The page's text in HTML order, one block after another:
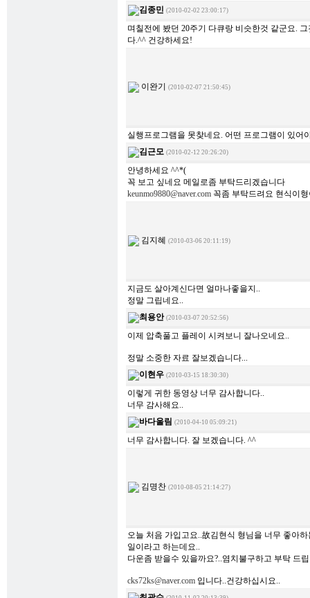
김종민 (2010-02-02 23:00:17)
며칠전에 봤던 20주기 다큐랑 비슷한것 같군요.
다.^^ 건강하세요!
이완기 (2010-02-07 21:50:45)
실행프로그램을 못찾네요. 어떤 프로그램이 있어
김근모 (2010-02-12 20:26:20)
안녕하세요 ^^*(
꼭 보고 싶네요 메일로좀 부탁드리겠습니다
keunmo9880@naver.com 꼭좀 부탁드려요 현식이
김지혜 (2010-03-06 20:11:19)
지금도 살아계신다면 얼마나좋을지..
정말 그립네요..
최용안 (2010-03-07 20:52:56)
이제 압축풀고 플레이 시켜보니 잘나오네요..
정말 소중한 자료 잘보겠습니다...
이현우 (2010-03-15 18:30:30)
이렇게 귀한 동영상 너무 감사합니다..
너무 감사해요..
바다울림 (2010-04-10 05:09:21)
너무 감사합니다. 잘 보겠습니다. ^^
김명찬 (2010-08-05 21:14:27)
오늘 처음 가입고요..故김현식 형님을 너무 좋아
일이라고 하는데요..
다운좀 받을수 있을까요?..염치불구하고 부탁 드
cks72ks@naver.com 입니다..건강하십시요..